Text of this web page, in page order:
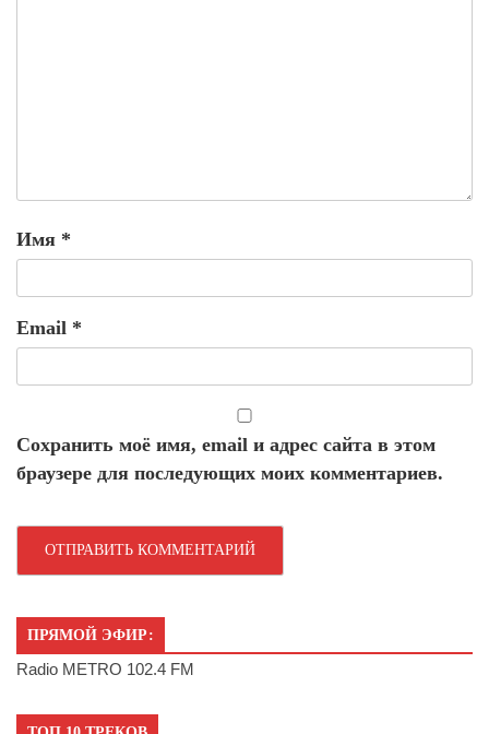
Имя *
Email *
Сохранить моё имя, email и адрес сайта в этом
браузере для последующих моих комментариев.
ПРЯМОЙ ЭФИР:
Radio METRO 102.4 FM